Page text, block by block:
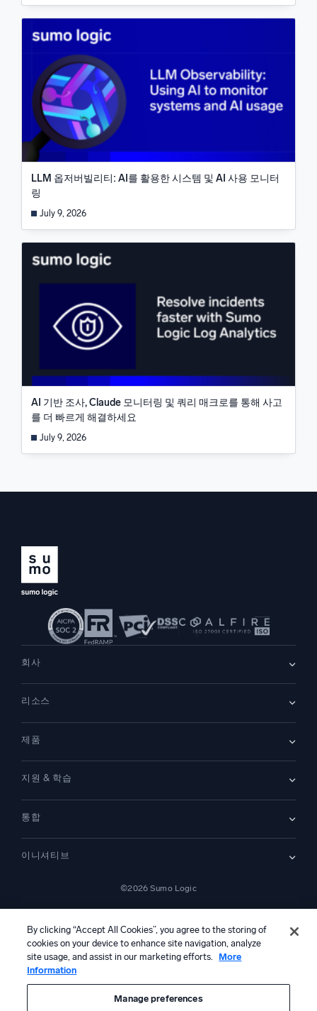
LLM 옵저버빌리티: AI를 활용한 시스템 및 AI 사용 모니터
링
July 9, 2026
AI 기반 조사, Claude 모니터링 및 쿼리 매크로를 통해 사고
를 더 빠르게 해결하세요
July 9, 2026
회사
채용 채용 중
리더십
뉴스룸
문의하기
리소스
고객 사례
데모
제품
SIEM
보안을 위한 로그
모니터링 및 문제 해결
비교하기
지원 & 학습
커뮤니티
지원
플랫폼 상태
통합
Amazon S3 Audit
PCI 규정 준수
전체 보기
이니셔티브
디지털 고객 경험
도구 통합
©2026 Sumo Logic
—
캘리포니아 개인정보 보호 고지AI 지침한국어
본 콘텐츠는 생성형 인공지능 시스템에 의해 번역되었을 수 있으며 정보
제공 목적으로만 제공됩니다. 부정확성, 오류 또는 편향이 포함될 수 있으
므로, 이에 의존하여 어떠한 조치를 취하기 전에 반드시 독립적인 인간의
검토 및 검증을 거쳐야 합니다.
By clicking “Accept All Cookies”, you agree to the storing of
cookies on your device to enhance site navigation, analyze
site usage, and assist in our marketing efforts.
More
Information
Manage preferences